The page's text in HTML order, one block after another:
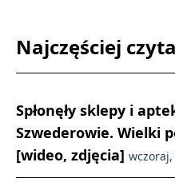
Najczęściej
Spłonęły sklepy i
Szwederowie. Wielki
[wideo, zdjęcia] wczoraj,